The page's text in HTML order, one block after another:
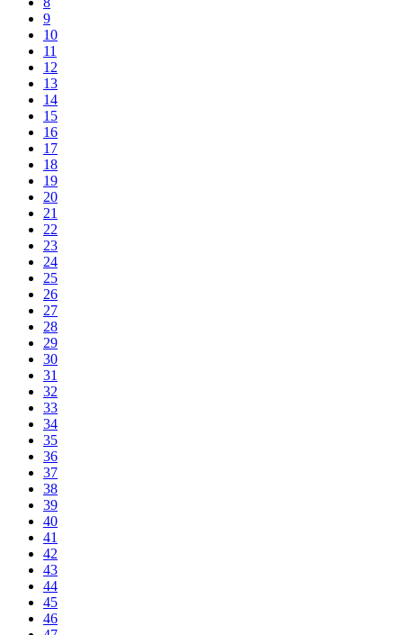
9
10
11
12
13
14
15
16
17
18
19
20
21
22
23
24
25
26
27
28
29
30
31
32
33
34
35
36
37
38
39
40
41
42
43
44
45
46